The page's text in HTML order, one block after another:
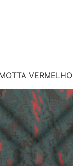
VERMELHO